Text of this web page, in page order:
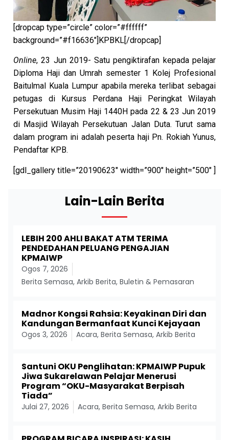
[dropcap type=”circle” color=”#ffffff”
background=”#f16636″]KPBKL[/dropcap]
Online, 23 Jun 2019- Satu pengiktirafan kepada pelajar
Diploma Haji dan Umrah semester 1 Kolej Profesional
Baitulmal Kuala Lumpur apabila mereka terlibat sebagai
petugas di Kursus Perdana Haji Peringkat Wilayah
Persekutuan Musim Haji 1440H pada 22 & 23 Jun 2019
di Masjid Wilayah Persekutuan Jalan Duta. Turut sama
dalam program ini adalah peserta haji Pn. Rokiah Yunus,
Pendaftar KPB.
[gdl_gallery title=”20190623″ width=”900″ height=”500″ ]
Lain-Lain Berita
LEBIH 200 AHLI BAKAT ATM TERIMA
PENDEDAHAN PELUANG PENGAJIAN
KPMAIWP
Ogos 7, 2026
Berita Semasa, Arkib Berita, Buletin & Pemasaran
Madnor Kongsi Rahsia: Keyakinan Diri dan
Kandungan Bermanfaat Kunci Kejayaan
Ogos 3, 2026 Acara, Berita Semasa, Arkib Berita
Santuni OKU Penglihatan: KPMAIWP Pupuk
Jiwa Sukarelawan Pelajar Menerusi
Program “OKU-Masyarakat Berpisah
Tiada”
Julai 27, 2026 Acara, Berita Semasa, Arkib Berita